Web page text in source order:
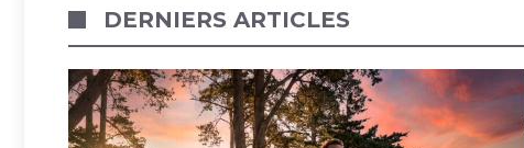
DERNIERS ARTICLES